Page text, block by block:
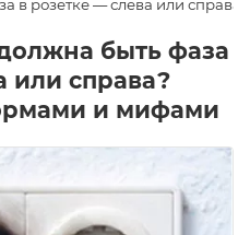
в розетке — слева или справа?
быть фаза
или справа?
и мифами